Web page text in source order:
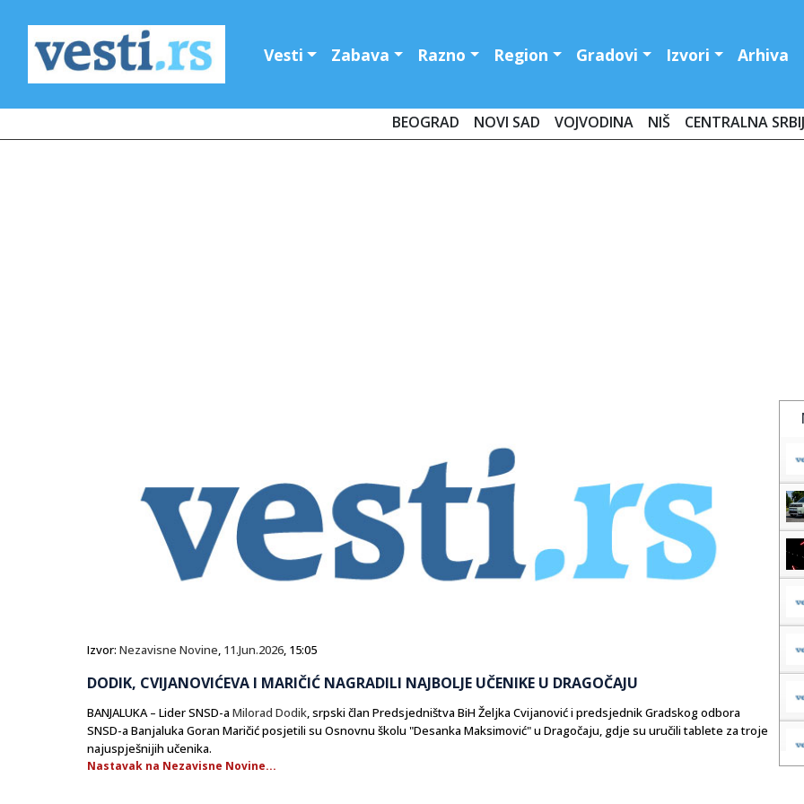
Vesti Zabava Razno Region Gradovi Izvori Arhiva
BEOGRAD NOVI SAD VOJVODINA NIŠ CENTRALNA
Izvor: Nezavisne Novine, 11.Jun.2026, 15:05
DODIK, CVIJANOVIĆEVA I MARIČIĆ NAGRADILI NAJBOLJE UČENIKE U DRAGOČAJU
BANJALUKA – Lider SNSD-a Milorad Dodik, srpski član Predsjedništva BiH Željka Cvijanović i predsjednik Gradskog odbora
SNSD-a Banjaluka Goran Maričić posjetili su Osnovnu školu "Desanka Maksimović" u Dragočaju, gdje su uručili tablete za troje
najuspješnijih učenika.
Nastavak na Nezavisne Novine...